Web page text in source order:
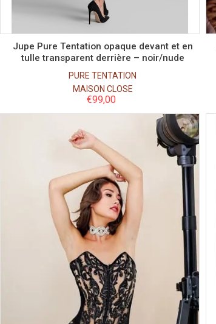
Jupe Pure Tentation opaque devant et en
tulle transparent derrière – noir/nude
PURE TENTATION
MAISON CLOSE
€99,00
Couleur
Taille